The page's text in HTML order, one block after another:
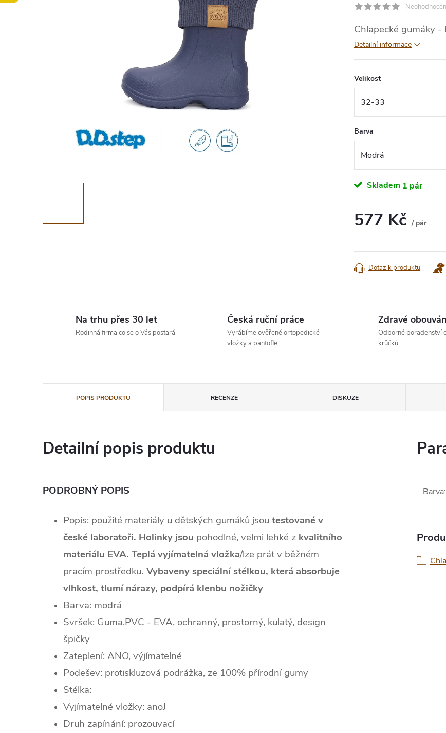
Chlapecké gumáky -
Detailní informace
Velikost
Barva
Skladem 1 pár
577 Kč / pár
Dotaz k produktu
Na trhu přes 30 let
Rodinná firma co se o Vás postará
Česká ruční práce
Vyrábíme ověřené ortopedické
vložky a pantofle
Zdravé
Odborné poradenství
krůčků
POPIS PRODUKTU RECENZE DISKUZE
Detailní popis produktu
PODROBNÝ POPIS
Popis: použité materiály u dětských gumáků jsou testované v
české laboratoři. Holinky jsou pohodlné, velmi lehké z kvalitního
materiálu EVA. Teplá vyjímatelná vložka/lze prát v běžném
pracím prostředku. Vybaveny speciální stélkou, která absorbuje
vlhkost, tlumí nárazy, podpírá klenbu nožičky
Barva: modrá
Svršek: Guma,PVC - EVA, ochranný, prostorný, kulatý, design
špičky
Zateplení: ANO, výjímatelné
Podešev: protiskluzová podrážka, ze 100% přírodní gumy
Stélka:
Vyjímatelné vložky: anoJ
Druh zapínání: prozouvací
Barva: